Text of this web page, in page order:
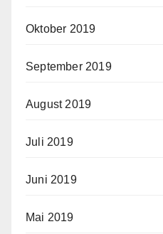
Oktober 2019
September 2019
August 2019
Juli 2019
Juni 2019
Mai 2019